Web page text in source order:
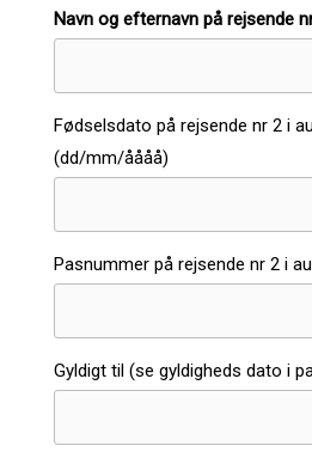
Navn og efternavn på rejsende
Fødselsdato på rejsende nr 2 i
(dd/mm/åååå)
Pasnummer på rejsende nr 2 i
Gyldigt til (se gyldigheds dato i